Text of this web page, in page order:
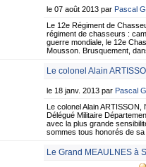
le 07 août 2013 par Pascal
Le 12e Régiment de
régiment de chasseurs :
guerre mondiale, le 12e
Mousson. Brusquement,
Le colonel Alain
le 18 janv. 2013 par Pascal
Le colonel Alain ARTISSON,
Délégué Militaire
avec la plus grande
sommes tous honorés de
Le Grand MEAULNES à